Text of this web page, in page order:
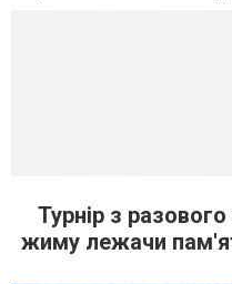
Турнір з
жиму лежачи